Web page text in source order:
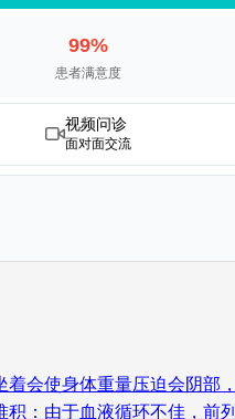
99%
患者满意度
视频问诊
面对面交流
会使身体重量压迫会阴
：由于血液循环不佳，